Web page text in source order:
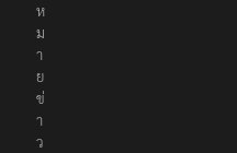
ห
ม
า
ย
ข่
า
ว